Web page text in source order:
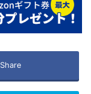
Share